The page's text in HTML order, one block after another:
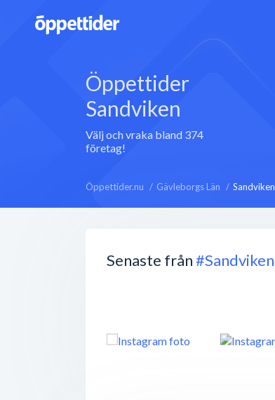
Öppettider
Sandviken
Välj och vraka bland 374
företag!
Öppettider.nu Gävleborgs Län Sandviken
Senaste från#Sandviken